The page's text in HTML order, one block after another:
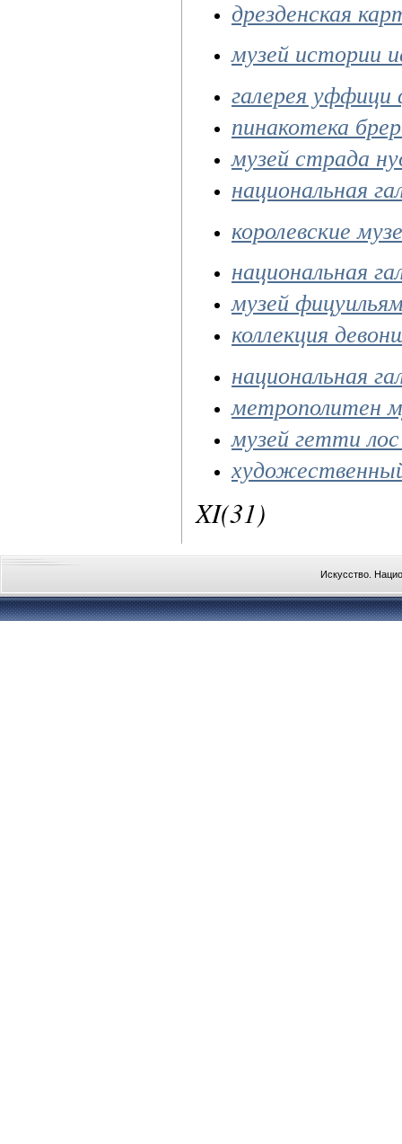
дрезденская
музей истории
галерея уффици
пинакотека
музей страда
национальная
королевские
национальная
музей
коллекция
национальная
метрополитен
музей гетти
XI(31)
Искусство.